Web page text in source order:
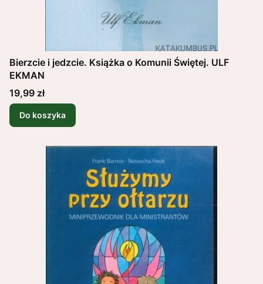
Bierzcie i jedzcie. Książka o Komunii Świętej. ULF
EKMAN
Cena
19,99 zł
Do koszyka